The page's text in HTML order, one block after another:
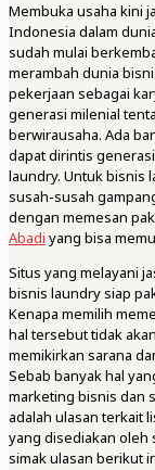
Membuka usaha kini
Indonesia dalam
sudah mulai
merambah dunia
pekerjaan sebagai
generasi milenial
berwirausaha. Ada
dapat dirintis
laundry. Untuk bisnis
susah-susah
dengan memesan
Abadi yang bisa
Situs yang melayani
bisnis laundry siap
Kenapa memilih
hal tersebut tidak
memikirkan sarana
Sebab banyak hal
marketing bisnis dan
adalah ulasan terkait
yang disediakan oleh
simak ulasan berikut